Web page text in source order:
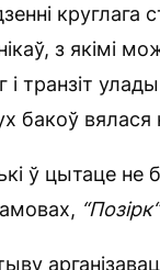
з якімі
і транзіт
бакоў вялася
ў цытаце не
“Позірк“